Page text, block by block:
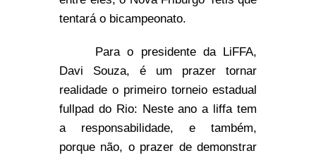
tentará o bicampeonato.
Para o presidente da LiFFA,
Davi Souza, é um prazer tornar
realidade o primeiro torneio estadual
fullpad do Rio: Neste ano a liffa tem
a responsabilidade, e também,
porque não, o prazer de demonstrar